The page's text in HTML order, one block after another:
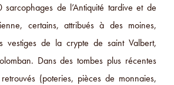
sarcophages de l’Antiquité tardive et de
certains, attribués à des moines,
vestiges de la crypte de saint Valbert,
Dans des tombes plus récentes
(poteries, pièces de monnaies,